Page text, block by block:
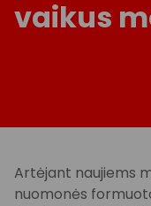
vaikus
Artėjant naujiems
nuomonės